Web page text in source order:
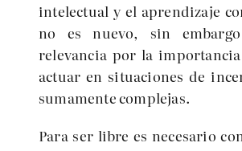
intelectual y el aprendizaje
no es nuevo, sin
relevancia por la
actuar en situaciones de
sumamente complejas.
Para ser libre es necesario